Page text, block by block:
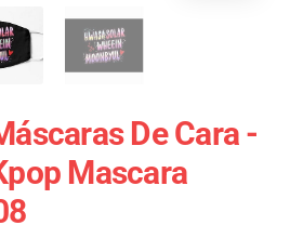
De Cara -
Mascara